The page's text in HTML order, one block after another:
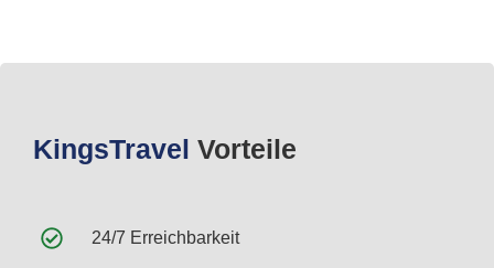
KingsTravel Vorteile
24/7 Erreichbarkeit